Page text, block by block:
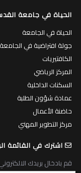
الحياة في جامعة
الحياة في الجامعة
جولة افتراضية في الجامعة
الكافتيريات
المركز الرياضي
السكنات الداخلية
عمادة شؤون الطلبة
حاضنة الأعمال
مركز التطوير المهني
اشترك في القائمة
قم بادخال بريدك